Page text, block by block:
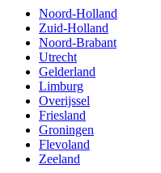
Noord-Holland
Zuid-Holland
Noord-Brabant
Utrecht
Gelderland
Limburg
Overijssel
Friesland
Groningen
Flevoland
Zeeland